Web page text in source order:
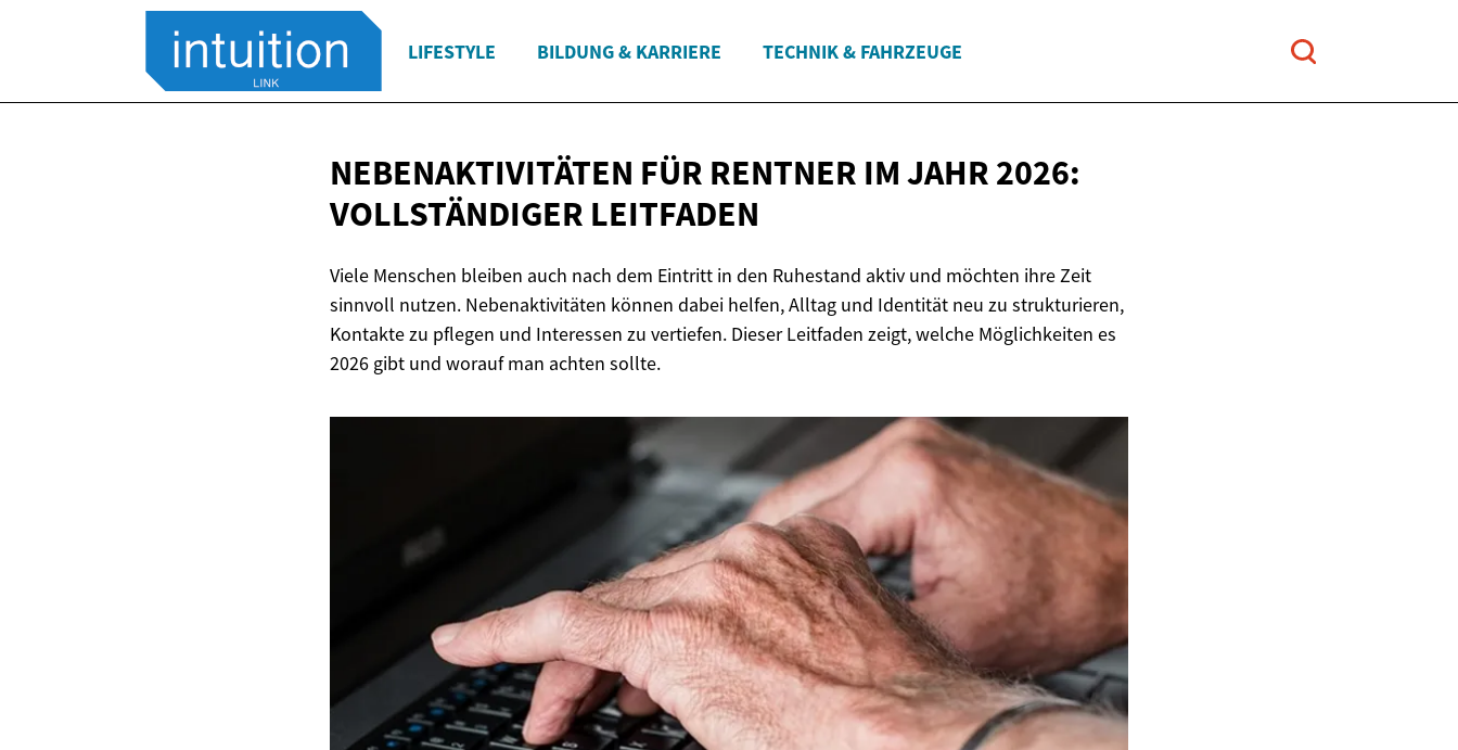
LIFESTYLE BILDUNG & KARRIERE TECHNIK & FAHRZEUGE
NEBENAKTIVITÄTEN FÜR RENTNER IM JAHR 2026:
VOLLSTÄNDIGER LEITFADEN
Viele Menschen bleiben auch nach dem Eintritt in den Ruhestand aktiv und möchten ihre Zeit
sinnvoll nutzen. Nebenaktivitäten können dabei helfen, Alltag und Identität neu zu strukturieren,
Kontakte zu pflegen und Interessen zu vertiefen. Dieser Leitfaden zeigt, welche Möglichkeiten es
2026 gibt und worauf man achten sollte.